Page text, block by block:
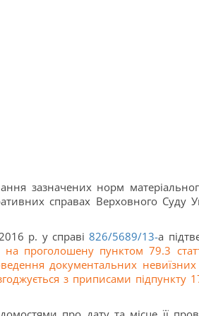
зазначених норм
справах Верховного Суду
р. у справі826/5689/13-а
проголошену пунктом 79.3
документальних невиїзних
з приписами підпункту